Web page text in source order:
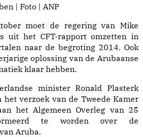
| Foto | ANP
moet de regering van Mike
uit het CFT-rapport omzetten in
naar de begroting 2014. Ook
oplossing van de Arubaanse
klaar hebben.
minister Ronald Plasterk
verzoek van de Tweede Kamer
het Algemeen Overleg van 25
te worden over de
Aruba.